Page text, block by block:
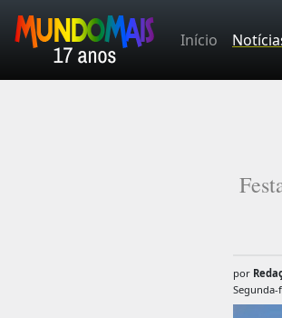
Início
por
Segunda-